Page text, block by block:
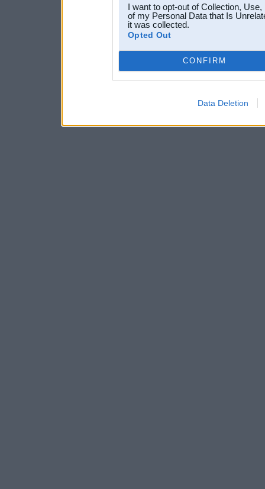
I want to opt-out of Collection,
of my Personal Data that Is
it was collected.
Opted Out
CONFIRM
Data Deletion